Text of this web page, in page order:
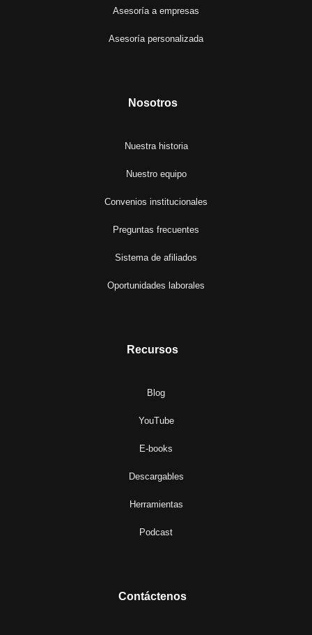
Asesoría a empresas
Asesoría personalizada
Nosotros
Nuestra historia
Nuestro equipo
Convenios institucionales
Preguntas frecuentes
Sistema de afiliados
Oportunidades laborales
Recursos
Blog
YouTube
E-books
Descargables
Herramientas
Podcast
Contáctenos